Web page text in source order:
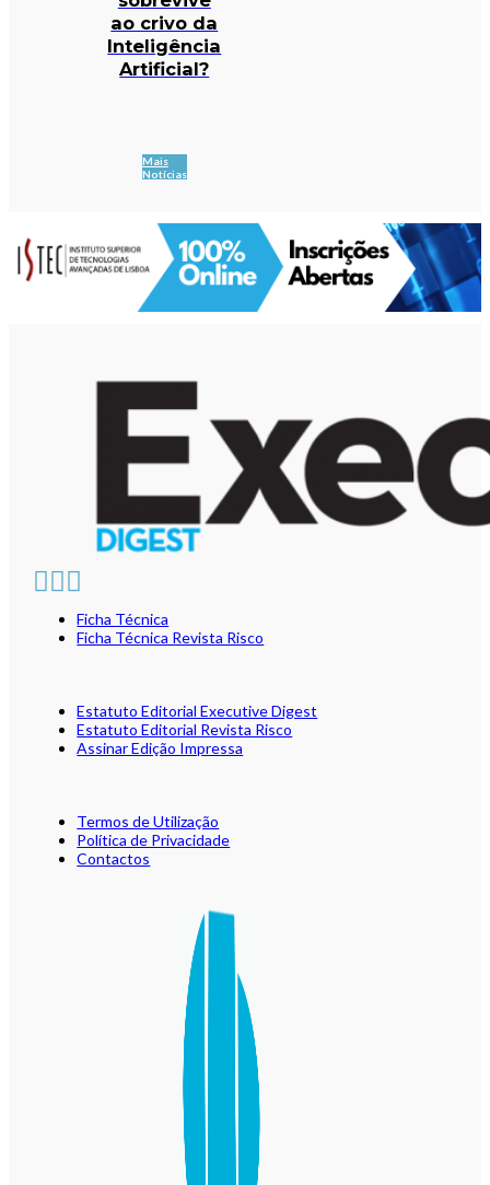
ao crivo da
Inteligência
Artificial?
Mais
Notícias
Ficha Técnica
Ficha Técnica Revista Risco
Estatuto Editorial Executive Digest
Estatuto Editorial Revista Risco
Assinar Edição Impressa
Termos de Utilização
Política de Privacidade
Contactos